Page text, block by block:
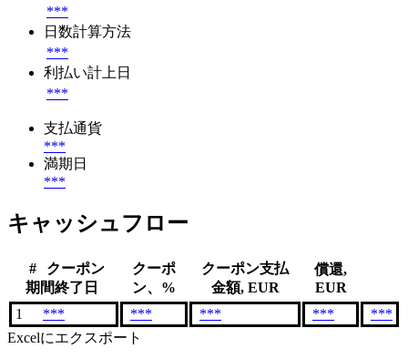
***
日数計算方法
***
利払い計上日
***
支払通貨
***
満期日
***
キャッシュフロー
#
クーポン
期間終了日
クーポ
ン、%
クーポン支払
金額, EUR
償還,
EUR
1
*** *** *** ***
***
Excelにエクスポート